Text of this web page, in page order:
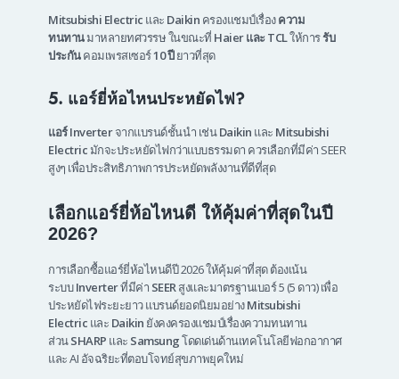
Mitsubishi Electric และ Daikin ครองแชมป์เรื่องความ
ทนทานมาหลายทศวรรษ ในขณะที่ Haier และ TCLให้การรับ
ประกันคอมเพรสเซอร์10 ปียาวที่สุด
5. แอร์ยี่ห้อไหนประหยัดไฟ?
แอร์ Inverterจากแบรนด์ชั้นนำ เช่นDaikin และ Mitsubishi
Electricมักจะประหยัดไฟกว่าแบบธรรมดา ควรเลือกที่มีค่า SEER
สูงๆ เพื่อประสิทธิภาพการประหยัดพลังงานที่ดีที่สุด
เลือกแอร์ยี่ห้อไหนดี ให้คุ้มค่าที่สุดในปี
2026?
การเลือกซื้อแอร์ยี่ห้อไหนดีปี 2026 ให้คุ้มค่าที่สุด ต้องเน้น
ระบบInverterที่มีค่า SEERสูงและมาตรฐานเบอร์ 5 (5 ดาว) เพื่อ
ประหยัดไฟระยะยาว แบรนด์ยอดนิยมอย่างMitsubishi
Electric และ Daikin ยังคงครองแชมป์เรื่องความทนทาน
ส่วนSHARP และ Samsungโดดเด่นด้านเทคโนโลยีฟอกอากาศ
และ AI อัจฉริยะที่ตอบโจทย์สุขภาพยุคใหม่